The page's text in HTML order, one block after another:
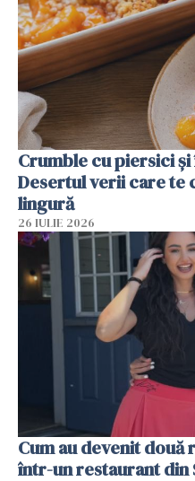
Crumble cu piersici
Desertul verii care te
lingură
26 IULIE 2026
Cum au devenit
într-un restaurant din